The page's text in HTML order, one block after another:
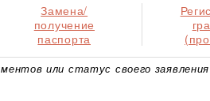
Замена/
получение
паспорта
или статус своего